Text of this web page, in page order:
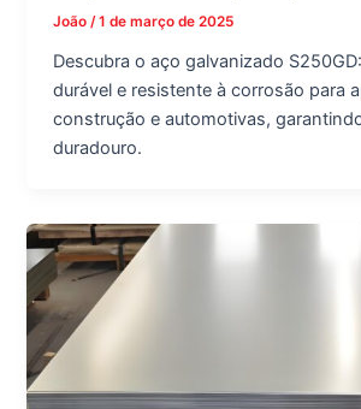
João/1 de março de 2025
Descubra o aço galvanizado
durável e resistente à corrosão para
construção e automotivas,
duradouro.